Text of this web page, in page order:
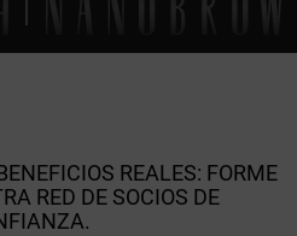
REALES: FORME
RED DE SOCIOS DE